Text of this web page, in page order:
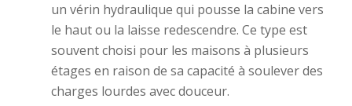
un vérin hydraulique qui pousse la cabine vers
le haut ou la laisse redescendre. Ce type est
souvent choisi pour les maisons à plusieurs
étages en raison de sa capacité à soulever des
charges lourdes avec douceur.